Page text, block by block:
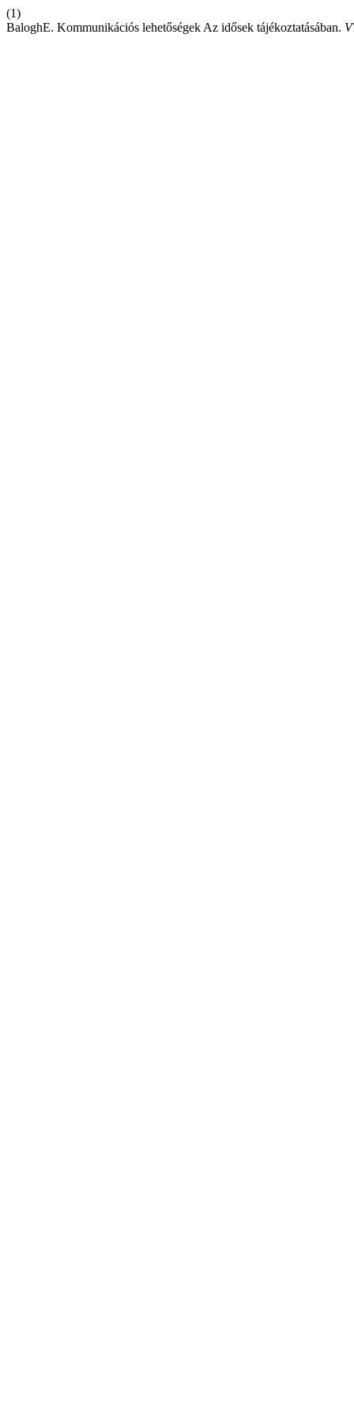
(1)
BaloghE. Kommunikációs lehetőségek Az idősek tájékoztatásában.